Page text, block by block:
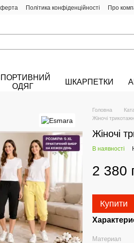
Політика конфіденційності Про
ОДЯГ
ШКАРПЕТКИ
Головна
Жіночі
Жіночі
В наявності
2 380
Купити
Материал